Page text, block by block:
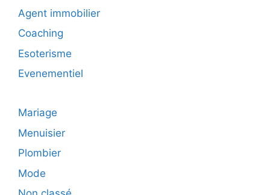
Agent immobilier
Coaching
Esoterisme
Evenementiel
Mariage
Menuisier
Plombier
Mode